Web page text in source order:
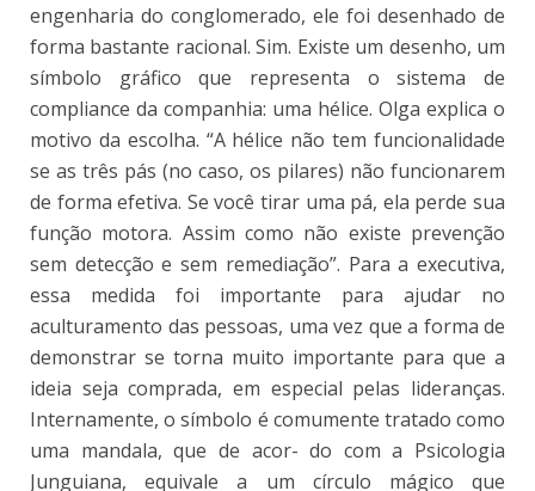
engenharia do conglomerado, ele foi desenhado de
forma bastante racional. Sim. Existe um desenho, um
símbolo gráfico que representa o sistema de
compliance da companhia: uma hélice. Olga explica o
motivo da escolha. “A hélice não tem funcionalidade
se as três pás (no caso, os pilares) não funcionarem
de forma efetiva. Se você tirar uma pá, ela perde sua
função motora. Assim como não existe prevenção
sem detecção e sem remediação”. Para a executiva,
essa medida foi importante para ajudar no
aculturamento das pessoas, uma vez que a forma de
demonstrar se torna muito importante para que a
ideia seja comprada, em especial pelas lideranças.
Internamente, o símbolo é comumente tratado como
uma mandala, que de acor- do com a Psicologia
Junguiana, equivale a um círculo mágico que